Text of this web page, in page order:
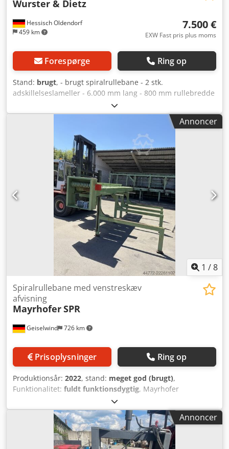
Hessisch Oldendorf
459 km
Wurster & Dietz
7.500 €
EXW Fast pris plus moms
Forespørge Ring op
Stand: brugt, - brugt spiralrullebane - 2 stk.
adskillelseslameller - 6.000 mm lang - 800 mm rullebredde
- ca. 1.000 mm totalbredde - ca. 150 mm rulle diameter -
ca. 430 mm rulleafstand - SEW fremføringsgearmotor
Annoncer
1 /8
Geiselwind 726 km
Spiralrullebane med venstreskæv
afvisning
MayrhoferSPR
Prisoplysninger Ring op
Produktionsår: 2022, stand: meget god (brugt),
Funktionalitet: fuldt funktionsdygtig, Mayrhofer
spiralsnoede ruller, der afbøjer materialet mod venstre, er
robuste. Udkastlængde 5,5 m. Rullens længde 700 mm.
Modroterende rulle til lige udkast. Credpfx Ahszinnre Ajf
Fuldt beklædt med plader. Udleveringsstak til afhentning
med gaffeltruck osv. Har kun været i drift i 8 måneder.
Annoncer